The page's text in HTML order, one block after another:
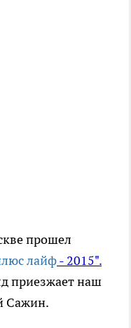
прошел
лайф- 2015".
приезжает наш
Сажин.